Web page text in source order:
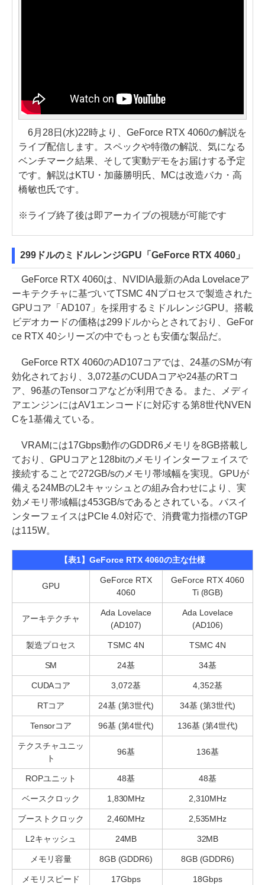
6月28日(水)22時より、GeForce RTX 4060の解説を
ライブ配信します。スペックや特徴の解説、気になる
ベンチマーク結果、そして実動デモをお届けする予定
です。解説はKTU・加藤勝明氏、MCは改造バカ・高
橋敏也氏です。
※ライブ終了後は即アーカイブの視聴が可能です
299ドルのミドルレンジGPU「GeForce RTX 4060」
GeForce RTX 4060は、NVIDIA最新のAda Lovelaceア
ーキテクチャに基づいてTSMC 4Nプロセスで製造された
GPUコア「AD107」を採用するミドルレンジGPU。搭載
ビデオカードの価格は299ドルからとされており、GeFor
ce RTX 40シリーズの中でもっとも安価な製品だ。
GeForce RTX 4060のAD107コアでは、24基のSMが有
効化されており、3,072基のCUDAコアや24基のRTコ
ア、96基のTensorコアなどが利用できる。また、メディ
アエンジンにはAV1エンコードに対応する第8世代NVEN
Cを1基備えている。
VRAMには17Gbps動作のGDDR6メモリを8GB搭載し
ており、GPUコアと128bitのメモリインターフェイスで
接続することで272GB/sのメモリ帯域幅を実現。GPUが
備える24MBのL2キャッシュとの組み合わせにより、実
効メモリ帯域幅は453GB/sであるとされている。バスイ
ンターフェイスはPCIe 4.0対応で、消費電力指標のTGP
は115W。
【表1】GeForce RTX 4060の主な仕様
GPU
GeForce RTX
4060
GeForce RTX 4060
Ti (8GB)
アーキテクチャ
Ada Lovelace
(AD107)
Ada Lovelace
(AD106)
製造プロセス TSMC 4N TSMC 4N
SM 24基 34基
CUDAコア 3,072基 4,352基
RTコア 24基 (第3世代) 34基 (第3世代)
Tensorコア 96基 (第4世代) 136基 (第4世代)
テクスチャユニッ
ト
96基 136基
ROPユニット 48基 48基
ベースクロック 1,830MHz 2,310MHz
ブーストクロック 2,460MHz 2,535MHz
L2キャッシュ 24MB 32MB
メモリ容量 8GB (GDDR6) 8GB (GDDR6)
メモリスピード 17Gbps 18Gbps